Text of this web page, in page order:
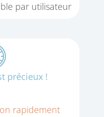
par utilisateur
précieux !
rapidement